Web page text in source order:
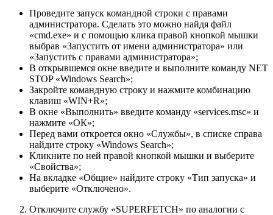
Проведите запуск командной строки с правами
администратора. Сделать это можно найдя файл
«cmd.exe» и с помощью клика правой кнопкой мышки
выбрав «Запустить от имени администратора» или
«Запустить с правами администратора»;
В открывшемся окне введите и выполните команду NET
STOP «Windows Search»;
Закройте командную строку и нажмите комбинацию
клавиш «WIN+R»;
В окне «Выполнить» введите команду «services.msc» и
нажмите «ОК»;
Перед вами откроется окно «Службы», в списке справа
найдите строку «Windows Search»;
Кликните по ней правой кнопкой мышки и выберите
«Свойства»;
На вкладке «Общие» найдите строку «Тип запуска» и
выберите «Отключено».
Отключите службу «SUPERFETCH» по аналогии с